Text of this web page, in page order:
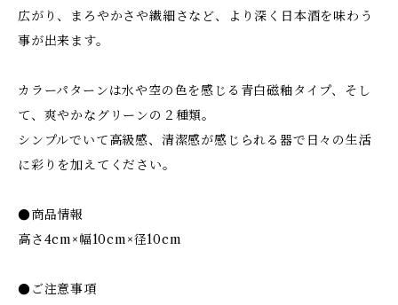
広がり、まろやかさや繊細さなど、より深く日本酒を味わう
事が出来ます。
カラーパターンは水や空の色を感じる青白磁釉タイプ、そし
て、爽やかなグリーンの２種類。
シンプルでいて高級感、清潔感が感じられる器で日々の生活
に彩りを加えてください。
●商品情報
高さ4cm×幅10cm×径10cm
●ご注意事項